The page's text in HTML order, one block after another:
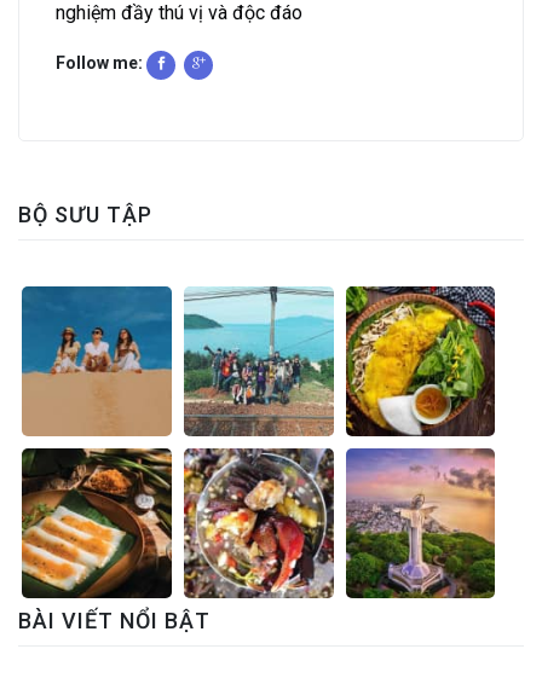
nghiệm đầy thú vị và độc đáo
Follow me:
BỘ SƯU TẬP
BÀI VIẾT NỔI BẬT